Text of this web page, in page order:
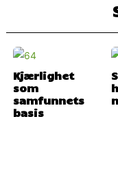
Kjærlighet
som
samfunnets
basis